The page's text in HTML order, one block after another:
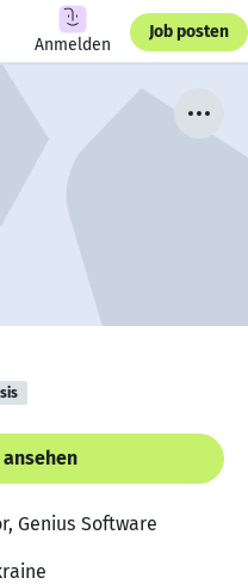
Anmelden
Job posten
Genius Software